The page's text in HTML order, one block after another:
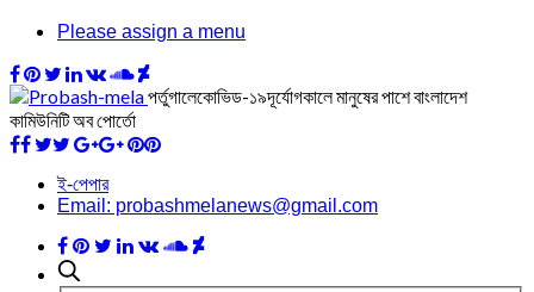
Please assign a menu
পর্তুগালেকোভিড-১৯দূর্যোগকালে মানুষের পাশে বাংলাদেশ
কামিউনিটি অব পোর্তো
ই-পেপার
Email: probashmelanews@gmail.com